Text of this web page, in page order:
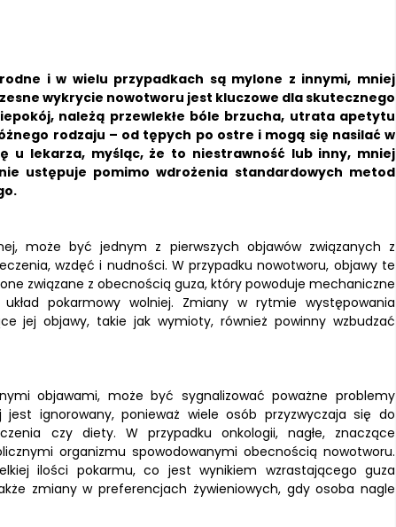
i w wielu przypadkach są mylone z innymi, mniej
wykrycie nowotworu jest kluczowe dla skutecznego
należą przewlekłe bóle brzucha, utrata apetytu
rodzaju – od tępych po ostre i mogą się nasilać w
u lekarza, myśląc, że to niestrawność lub inny, mniej
ustępuje pomimo wdrożenia standardowych metod
może być jednym z pierwszych objawów związanych z
wzdęć i nudności. W przypadku nowotworu, objawy te
związane z obecnością guza, który powoduje mechaniczne
pokarmowy wolniej. Zmiany w rytmie występowania
jej objawy, takie jak wymioty, również powinny wzbudzać
objawami, może być sygnalizować poważne problemy
ignorowany, ponieważ wiele osób przyzwyczaja się do
czy diety. W przypadku onkologii, nagłe, znaczące
organizmu spowodowanymi obecnością nowotworu.
ilości pokarmu, co jest wynikiem wzrastającego guza
zmiany w preferencjach żywieniowych, gdy osoba nagle